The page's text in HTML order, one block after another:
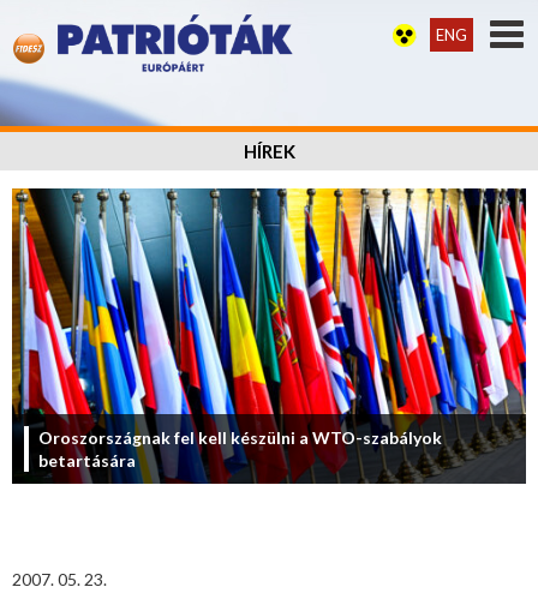
ENG
HÍREK
Oroszországnak fel kell készülni a WTO-szabályok
betartására
2007. 05. 23.